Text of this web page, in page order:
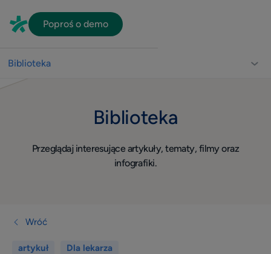
Poproś o demo
Biblioteka
Przeglądaj interesujące artykuły, tematy, filmy oraz
infografiki.
Biblioteka
Usprawnienie pracy gabinetu
Wizerunek
Dla lekarza
Wróć
artykuł Dla lekarza